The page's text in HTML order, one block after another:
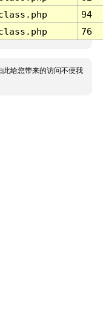
94
76
此给您带来的访问不便我